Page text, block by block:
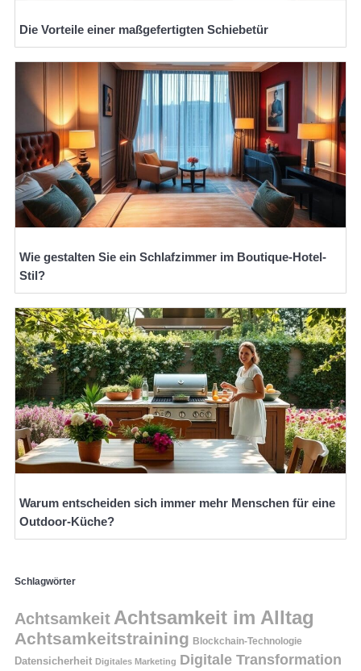
Die Vorteile einer maßgefertigten Schiebetür
Wie gestalten Sie ein Schlafzimmer im Boutique-Hotel-
Stil?
Warum entscheiden sich immer mehr Menschen für eine
Outdoor-Küche?
Schlagwörter
Achtsamkeit Achtsamkeit im Alltag
Achtsamkeitstraining Blockchain-Technologie
Datensicherheit Digitales Marketing Digitale Transformation